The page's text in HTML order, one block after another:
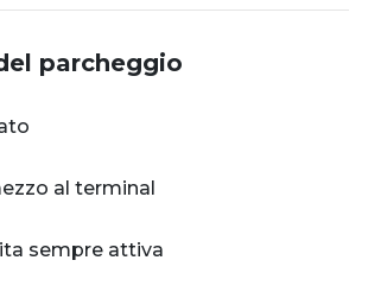
parcheggio
al terminal
sempre attiva